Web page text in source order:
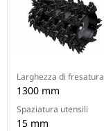
Larghezza di fresatura
1300 mm
Spaziatura utensili
15 mm